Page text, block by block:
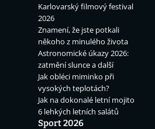
Karlovarský filmový festival
2026
Znamení, že jste potkali
někoho z minulého života
Astronomické úkazy 2026:
zatmění slunce a další
Jak obléci miminko při
vysokých teplotách?
Jak na dokonalé letní mojito
6 lehkých letních salátů
Sport 2026